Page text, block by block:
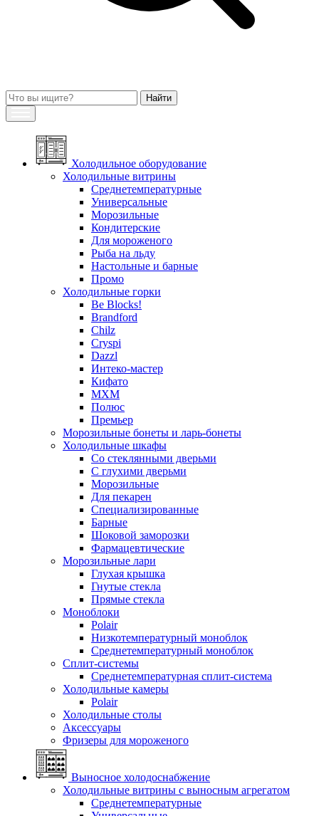
Холодильное оборудование
Холодильные витрины
Среднетемпературные
Универсальные
Морозильные
Кондитерские
Для мороженого
Рыба на льду
Настольные и барные
Промо
Холодильные горки
Be Blocks!
Brandford
Chilz
Cryspi
Dazzl
Интеко-мастер
Кифато
МХМ
Полюс
Премьер
Морозильные бонеты и ларь-бонеты
Холодильные шкафы
Со стеклянными дверьми
С глухими дверьми
Морозильные
Для пекарен
Специализированные
Барные
Шоковой заморозки
Фармацевтические
Морозильные лари
Глухая крышка
Гнутые стекла
Прямые стекла
Моноблоки
Polair
Низкотемпературный моноблок
Среднетемпературный моноблок
Сплит-системы
Среднетемпературная сплит-система
Холодильные камеры
Polair
Холодильные столы
Аксессуары
Фризеры для мороженого
Выносное холодоснабжение
Холодильные витрины с выносным агрегатом
Среднетемпературные